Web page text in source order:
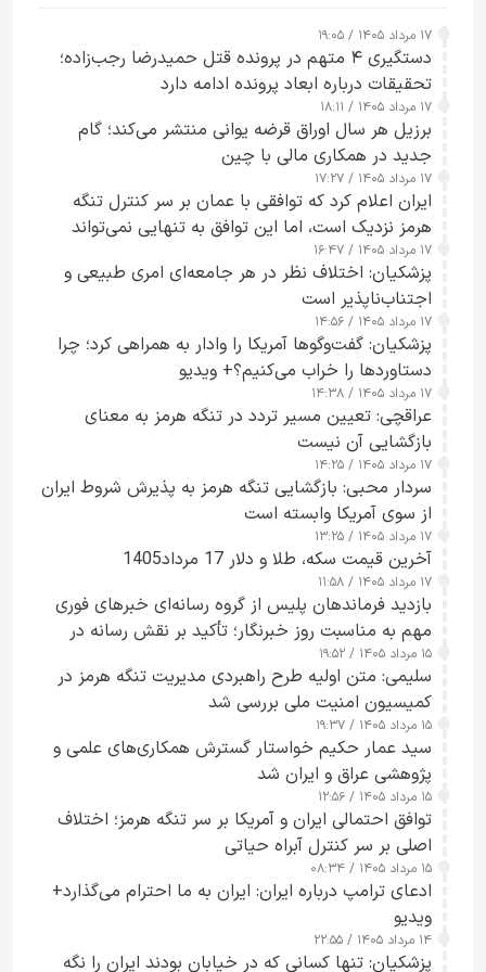
۱۷ مرداد ۱۴۰۵ / ۱۹:۰۵
دستگیری ۴ متهم در پرونده قتل حمیدرضا رجب‌زاده؛
تحقیقات درباره ابعاد پرونده ادامه دارد
۱۷ مرداد ۱۴۰۵ / ۱۸:۱۱
برزیل هر سال اوراق قرضه یوانی منتشر می‌کند؛ گام
جدید در همکاری مالی با چین
۱۷ مرداد ۱۴۰۵ / ۱۷:۲۷
ایران اعلام کرد که توافقی با عمان بر سر کنترل تنگه
هرمز نزدیک است، اما این توافق به تنهایی نمی‌تواند
آبراه را آزاد کند
۱۷ مرداد ۱۴۰۵ / ۱۶:۴۷
پزشکیان: اختلاف نظر در هر جامعه‌ای امری طبیعی و
اجتناب‌ناپذیر است
۱۷ مرداد ۱۴۰۵ / ۱۴:۵۶
پزشکیان: گفت‌وگوها آمریکا را وادار به همراهی کرد؛ چرا
دستاوردها را خراب می‌کنیم؟+ ویدیو
۱۷ مرداد ۱۴۰۵ / ۱۴:۳۸
عراقچی: تعیین مسیر تردد در تنگه هرمز به معنای
بازگشایی آن نیست
۱۷ مرداد ۱۴۰۵ / ۱۴:۲۵
سردار محبی: بازگشایی تنگه هرمز به پذیرش شروط ایران
از سوی آمریکا وابسته است
۱۷ مرداد ۱۴۰۵ / ۱۳:۲۵
آخرین قیمت سکه، طلا و دلار 17 مرداد1405
۱۷ مرداد ۱۴۰۵ / ۱۱:۵۸
بازدید فرماندهان پلیس از گروه رسانه‌ای خبرهای فوری
مهم به مناسبت روز خبرنگار؛ تأکید بر نقش رسانه در
تقویت امنیت و اعتماد عمومی
۱۵ مرداد ۱۴۰۵ / ۱۹:۵۲
سلیمی: متن اولیه طرح راهبردی مدیریت تنگه هرمز در
کمیسیون امنیت ملی بررسی شد
۱۵ مرداد ۱۴۰۵ / ۱۹:۳۷
سید عمار حکیم خواستار گسترش همکاری‌های علمی و
پژوهشی عراق و ایران شد
۱۵ مرداد ۱۴۰۵ / ۱۲:۵۶
توافق احتمالی ایران و آمریکا بر سر تنگه هرمز؛ اختلاف
اصلی بر سر کنترل آبراه حیاتی
۱۵ مرداد ۱۴۰۵ / ۰۸:۳۴
ادعای ترامپ درباره ایران: ایران به ما احترام می‌گذارد+
ویدیو
۱۴ مرداد ۱۴۰۵ / ۲۲:۵۵
پزشکیان: تنها کسانی که در خیابان بودند ایران را نگه